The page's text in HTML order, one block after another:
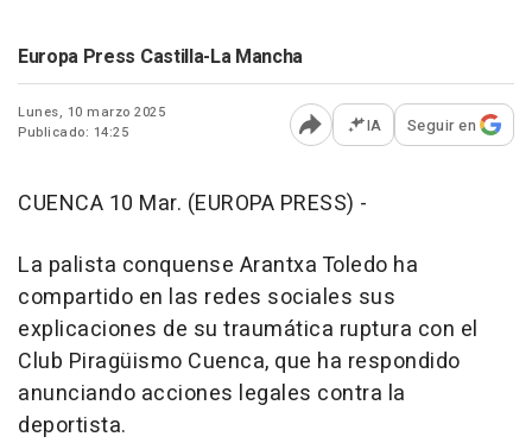
Europa Press Castilla-La Mancha
Lunes, 10 marzo 2025
Publicado: 14:25
Abrir opciones para
IA Seguir en
CUENCA 10 Mar. (EUROPA PRESS) -
La palista conquense Arantxa Toledo ha
compartido en las redes sociales sus
explicaciones de su traumática ruptura con el
Club Piragüismo Cuenca, que ha respondido
anunciando acciones legales contra la
deportista.